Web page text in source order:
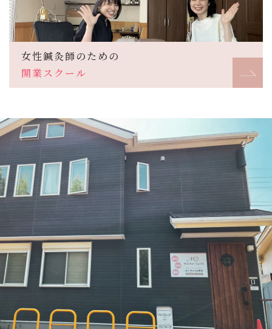
女性鍼灸師のための
開業スクール